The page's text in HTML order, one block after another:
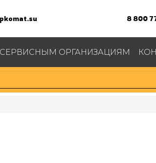
8 800
СЕРВИСНЫМ ОРГАНИЗАЦИЯМ